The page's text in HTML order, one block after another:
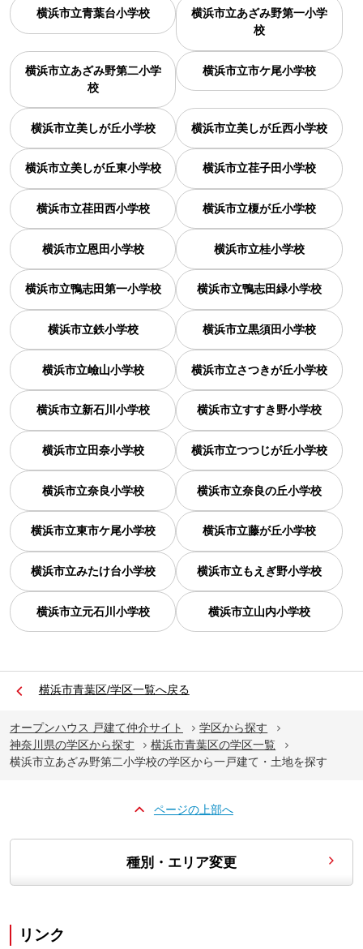
横浜市立青葉台小学校
横浜市立あざみ野第一小学
校
横浜市立あざみ野第二小学
校
横浜市立市ケ尾小学校
横浜市立美しが丘小学校 横浜市立美しが丘西小学校
横浜市立美しが丘東小学校 横浜市立荏子田小学校
横浜市立荏田西小学校 横浜市立榎が丘小学校
横浜市立恩田小学校 横浜市立桂小学校
横浜市立鴨志田第一小学校 横浜市立鴨志田緑小学校
横浜市立鉄小学校 横浜市立黒須田小学校
横浜市立嶮山小学校 横浜市立さつきが丘小学校
横浜市立新石川小学校 横浜市立すすき野小学校
横浜市立田奈小学校 横浜市立つつじが丘小学校
横浜市立奈良小学校 横浜市立奈良の丘小学校
横浜市立東市ケ尾小学校 横浜市立藤が丘小学校
横浜市立みたけ台小学校 横浜市立もえぎ野小学校
横浜市立元石川小学校 横浜市立山内小学校
横浜市青葉区/学区一覧へ戻る
オープンハウス 戸建て仲介サイト
学区から探す
神奈川県の学区から探す
横浜市青葉区の学区一覧
横浜市立あざみ野第二小学校の学区から一戸建て・土地を探す
ページの上部へ
種別・エリア変更
リンク